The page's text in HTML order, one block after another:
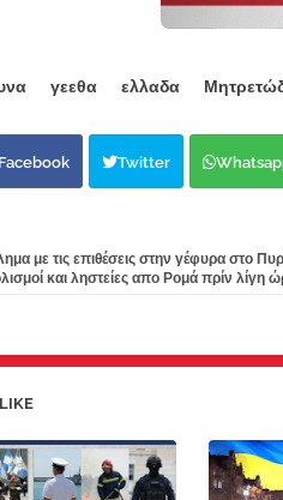
γεεθα ελλαδα
Twitter
με τις επιθέσεις στην γέφυρα στο
και ληστείες απο Ρομά πρίν λίγη